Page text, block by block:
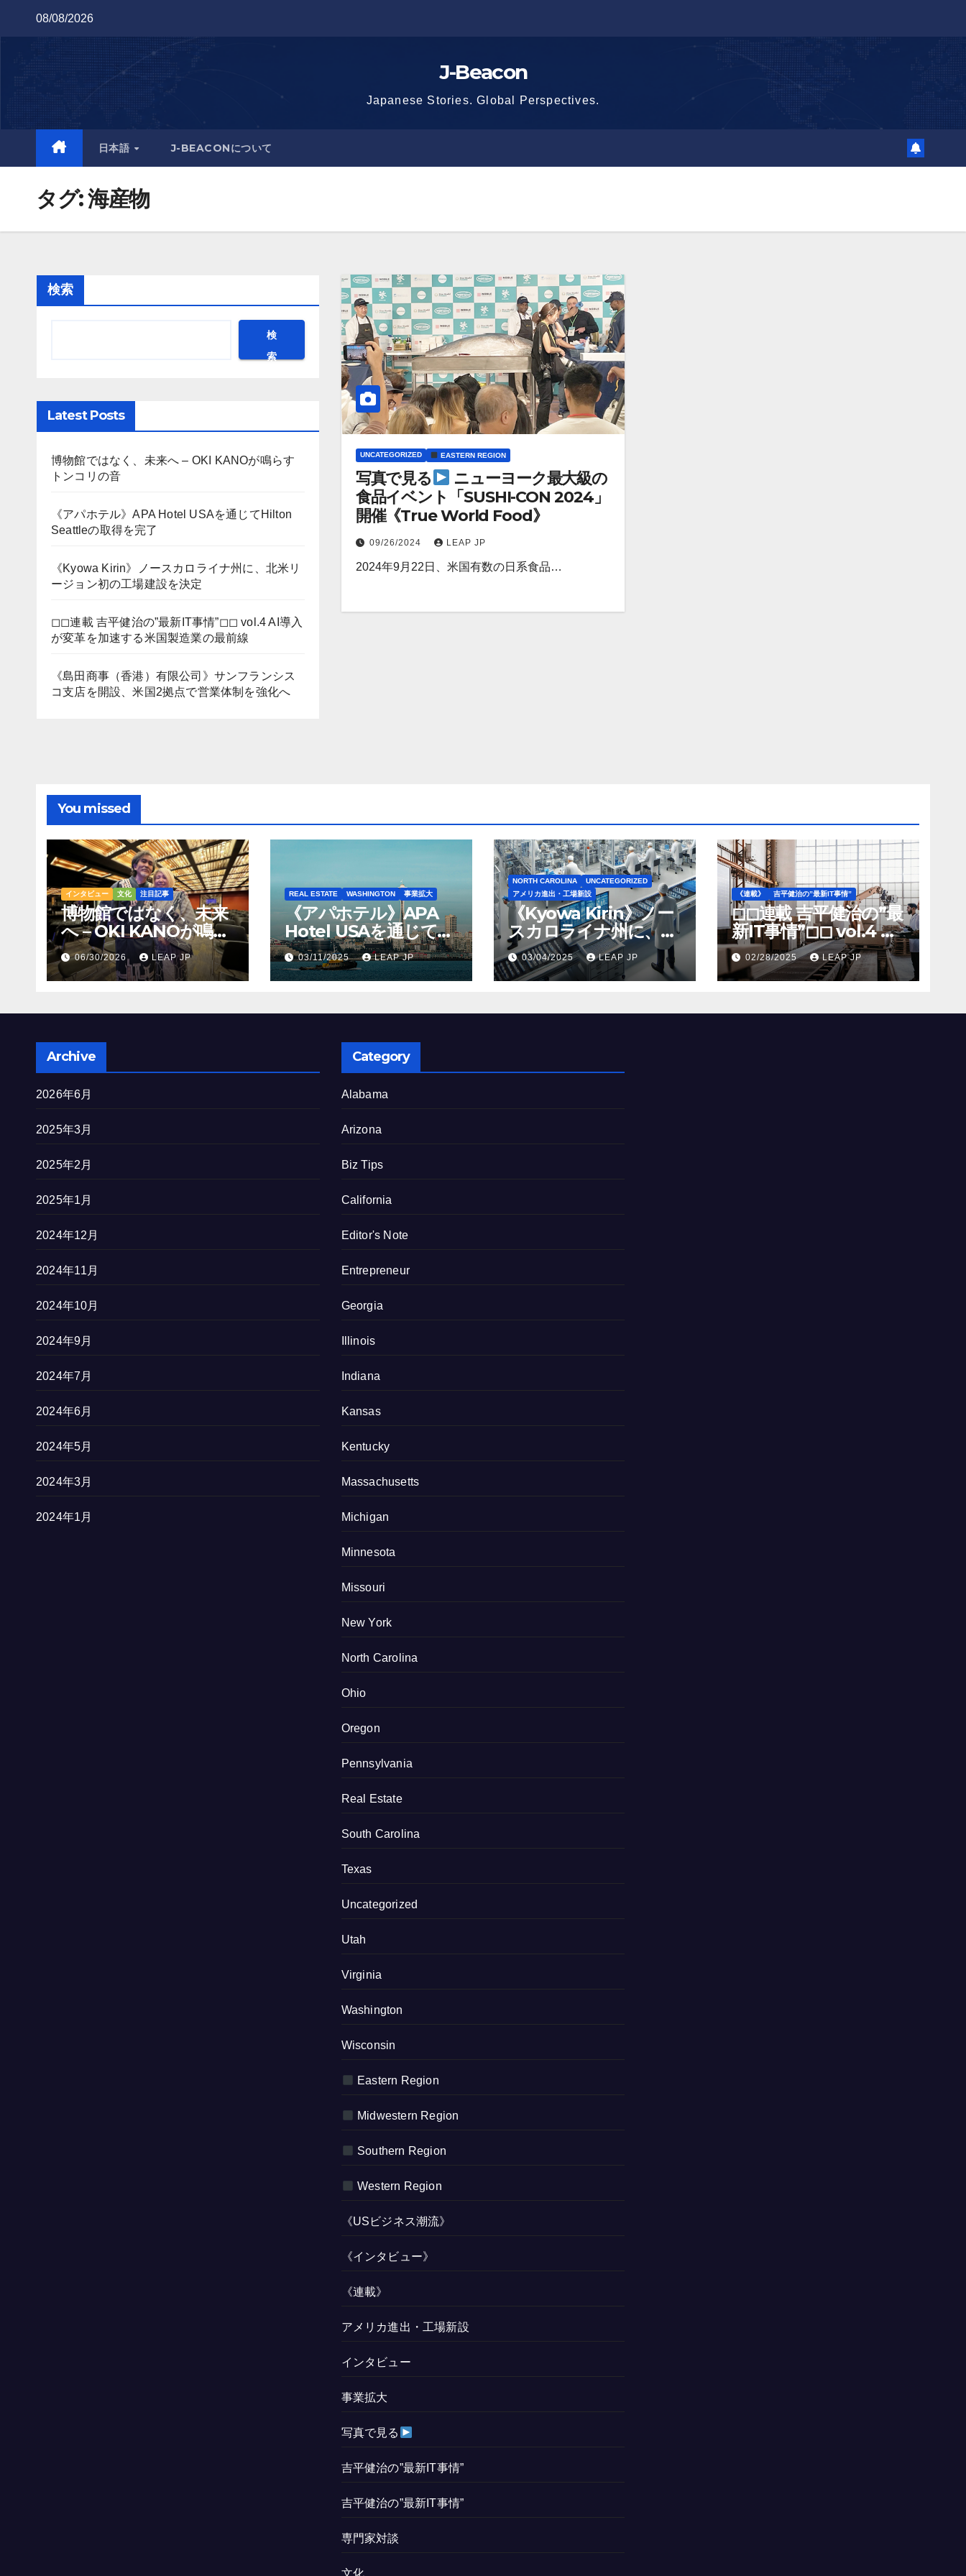
08/08/2026
J-Beacon
Japanese Stories. Global Perspectives.
日本語 J-BEACONについて
タグ:海産物
検索
検
索
Latest Posts
博物館ではなく、未来へ – OKI KANOが鳴らす
トンコリの音
《アパホテル》APA Hotel USAを通じてHilton
Seattleの取得を完了
《Kyowa Kirin》ノースカロライナ州に、北米リ
ージョン初の工場建設を決定
◻︎◻︎連載 吉平健治の”最新IT事情”◻︎◻︎ vol.4 AI導入
が変革を加速する米国製造業の最前線
《島田商事（香港）有限公司》サンフランシス
コ支店を開設、米国2拠点で営業体制を強化へ
UNCATEGORIZED EASTERN REGION
写真で見る
ニューヨーク最大級の
食品イベント「SUSHI-CON 2024」
開催《True World Food》
09/26/2024 LEAP JP
2024年9月22日、米国有数の日系食品…
You missed
インタビュー 文化 注目記事
博物館ではなく、未来
へ – OKI KANOが鳴ら
すトンコリの音
06/30/2026 LEAP JP
REAL ESTATE WASHINGTON 事業拡大
《アパホテル》APA
Hotel USAを通じて
Hilton Seattleの取得
を完了
03/11/2025 LEAP JP
NORTH CAROLINA
UNCATEGORIZED
アメリカ進出・工場新設
《Kyowa Kirin》ノー
スカロライナ州に、北
米リージョン初の工場
建設を決定
03/04/2025 LEAP JP
《連載》 吉平健治の”最新IT事情”
◻︎◻︎連載 吉平健治の”最
新IT事情”◻︎◻︎ vol.4 AI
導入が変革を加速する
米国製造業の最前線
02/28/2025 LEAP JP
Archive
2026年6月
2025年3月
2025年2月
2025年1月
2024年12月
2024年11月
2024年10月
2024年9月
2024年7月
2024年6月
2024年5月
2024年3月
2024年1月
Category
Alabama
Arizona
Biz Tips
California
Editor's Note
Entrepreneur
Georgia
Illinois
Indiana
Kansas
Kentucky
Massachusetts
Michigan
Minnesota
Missouri
New York
North Carolina
Ohio
Oregon
Pennsylvania
Real Estate
South Carolina
Texas
Uncategorized
Utah
Virginia
Washington
Wisconsin
Eastern Region
Midwestern Region
Southern Region
Western Region
《USビジネス潮流》
《インタビュー》
《連載》
アメリカ進出・工場新設
インタビュー
事業拡大
写真で見る
吉平健治の”最新IT事情”
吉平健治の”最新IT事情”
専門家対談
文化